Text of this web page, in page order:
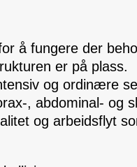
å fungere der
er på plass.
og ordinære
, abdominal- og
og arbeidsflyt